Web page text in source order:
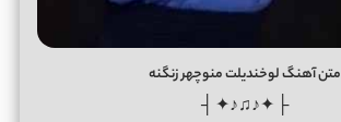
متن آهنگ لوخندیلت منوچهر زنگنه
├ ✦♪♫♪✦ ┤